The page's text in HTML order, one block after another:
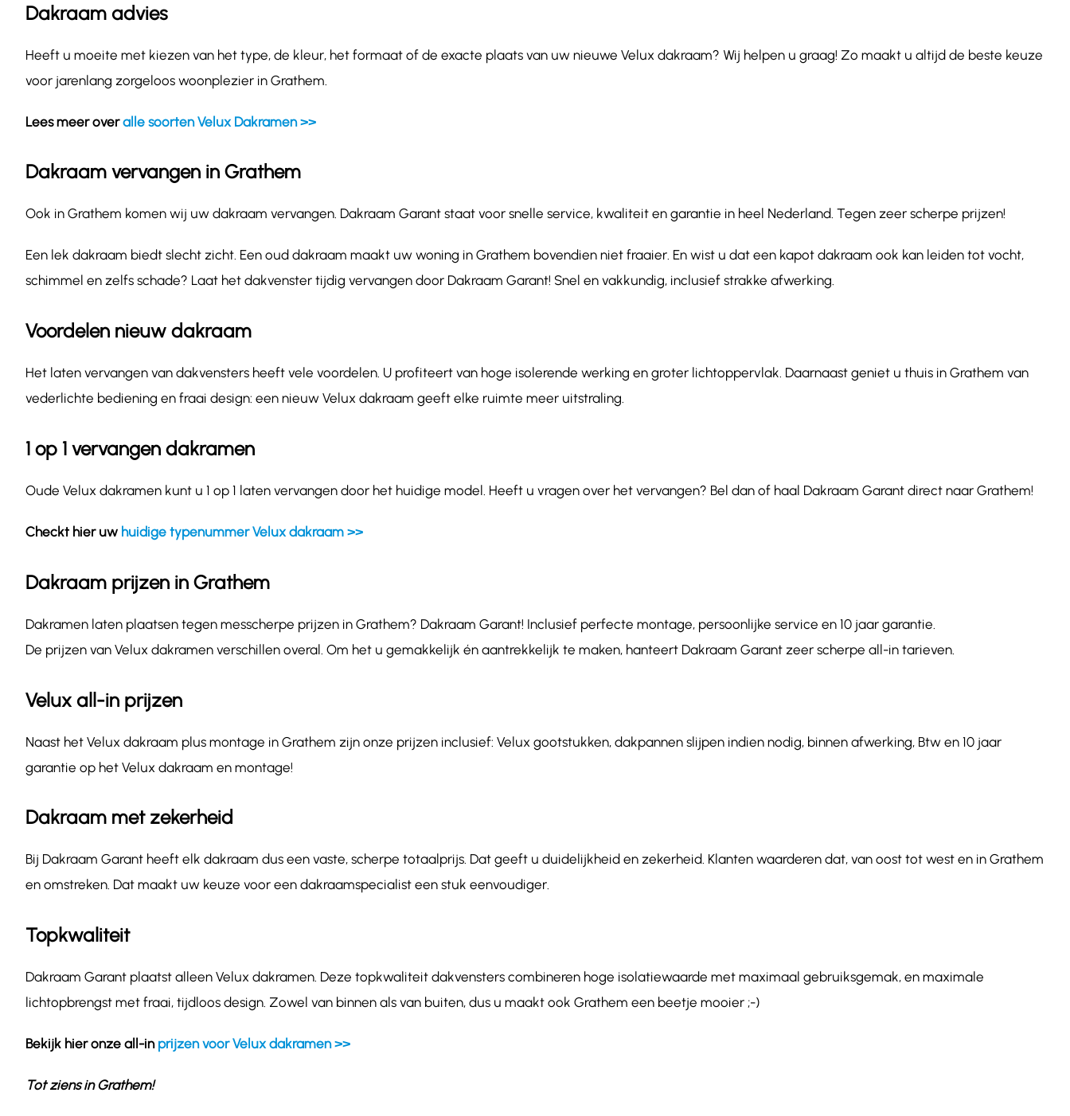
Dakraam advies
Heeft u moeite met kiezen van het type, de kleur, het formaat of de exacte plaats van uw nieuwe Velux dakraam? Wij helpen u graag! Zo maakt u altijd de beste keuze
voor jarenlang zorgeloos woonplezier in Grathem.
Lees meer overalle soorten Velux Dakramen >>
Dakraam vervangen in Grathem
Ook in Grathem komen wij uw dakraam vervangen. Dakraam Garant staat voor snelle service, kwaliteit en garantie in heel Nederland. Tegen zeer scherpe prijzen!
Een lek dakraam biedt slecht zicht. Een oud dakraam maakt uw woning in Grathem bovendien niet fraaier. En wist u dat een kapot dakraam ook kan leiden tot vocht,
schimmel en zelfs schade? Laat het dakvenster tijdig vervangen door Dakraam Garant! Snel en vakkundig, inclusief strakke afwerking.
Voordelen nieuw dakraam
Het laten vervangen van dakvensters heeft vele voordelen. U profiteert van hoge isolerende werking en groter lichtoppervlak. Daarnaast geniet u thuis in Grathem van
vederlichte bediening en fraai design: een nieuw Velux dakraam geeft elke ruimte meer uitstraling.
1 op 1 vervangen dakramen
Oude Velux dakramen kunt u 1 op 1 laten vervangen door het huidige model. Heeft u vragen over het vervangen? Bel dan of haal Dakraam Garant direct naar Grathem!
Checkt hier uw huidige typenummer Velux dakraam >>
Dakraam prijzen in Grathem
Dakramen laten plaatsen tegen messcherpe prijzen in Grathem? Dakraam Garant! Inclusief perfecte montage, persoonlijke service en 10 jaar garantie.
De prijzen van Velux dakramen verschillen overal. Om het u gemakkelijk én aantrekkelijk te maken, hanteert Dakraam Garant zeer scherpe all-in tarieven.
Velux all-in prijzen
Naast het Velux dakraam plus montage in Grathem zijn onze prijzen inclusief: Velux gootstukken, dakpannen slijpen indien nodig, binnen afwerking, Btw en 10 jaar
garantie op het Velux dakraam en montage!
Dakraam met zekerheid
Bij Dakraam Garant heeft elk dakraam dus een vaste, scherpe totaalprijs. Dat geeft u duidelijkheid en zekerheid. Klanten waarderen dat, van oost tot west en in Grathem
en omstreken. Dat maakt uw keuze voor een dakraamspecialist een stuk eenvoudiger.
Topkwaliteit
Dakraam Garant plaatst alleen Velux dakramen. Deze topkwaliteit dakvensters combineren hoge isolatiewaarde met maximaal gebruiksgemak, en maximale
lichtopbrengst met fraai, tijdloos design. Zowel van binnen als van buiten, dus u maakt ook Grathem een beetje mooier ;-)
Bekijk hier onze all-in prijzen voor Velux dakramen >>
Tot ziens inGrathem!